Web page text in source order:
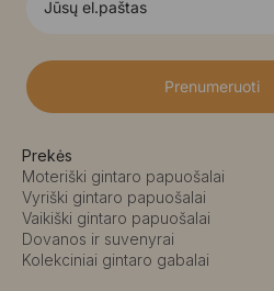
Prenumeruoti
Prekės
Moteriški gintaro papuošalai
Vyriški gintaro papuošalai
Vaikiški gintaro papuošalai
Dovanos ir suvenyrai
Kolekciniai gintaro gabalai